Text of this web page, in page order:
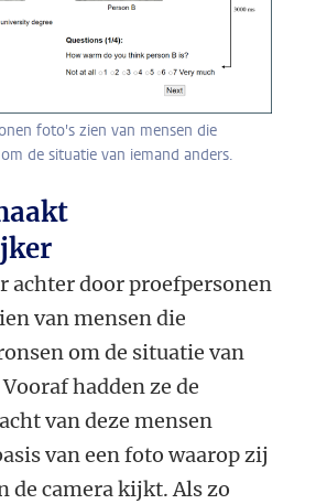
foto's zien van mensen die
de situatie van iemand anders.
achter door proefpersonen
van mensen die
om de situatie van
hadden ze de
van deze mensen
van een foto waarop zij
de camera kijkt. Als zo